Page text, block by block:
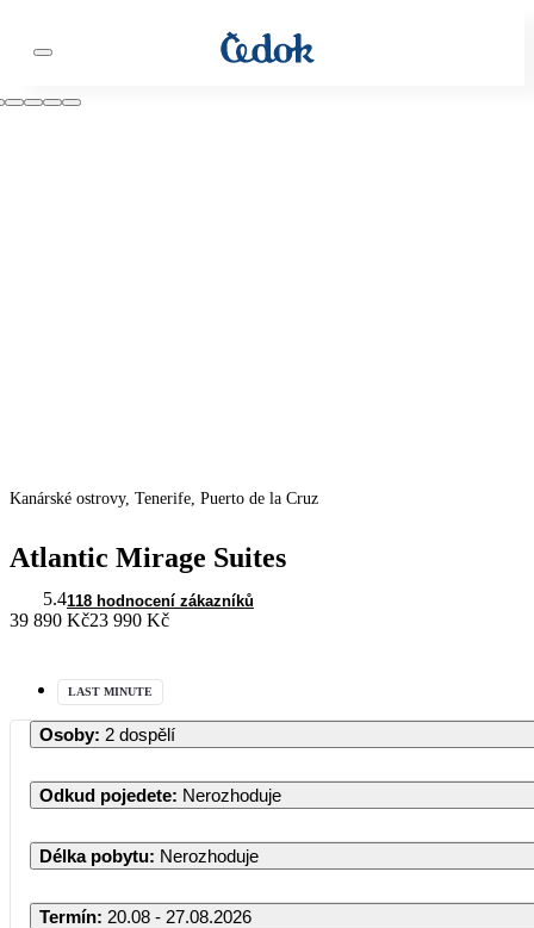
Kanárské ostrovy, Tenerife, Puerto de la Cruz
Atlantic Mirage Suites
5.4118 hodnocení zákazníků
39 890 Kč23 990 Kč
LAST MINUTE
Osoby: 2 dospělí
Odkud pojedete: Nerozhoduje
Délka pobytu: Nerozhoduje
Termín: 20.08 - 27.08.2026